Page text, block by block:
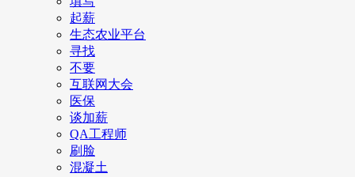
起薪
生态农业平台
寻找
不要
互联网大会
医保
谈加薪
QA工程师
刷脸
混凝土